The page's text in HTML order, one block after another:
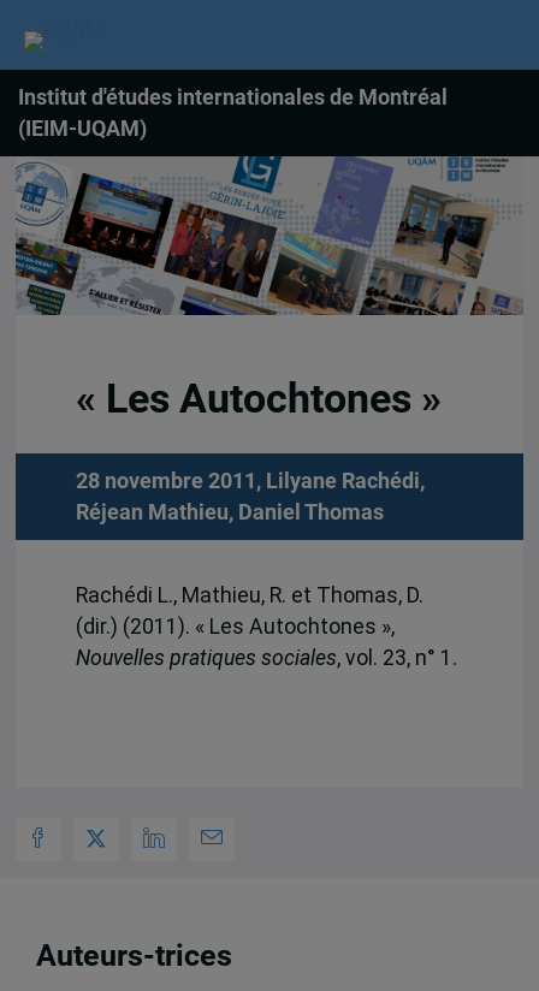
Institut d'études internationales de Montréal
(IEIM-UQAM)
« Les Autochtones »
28 novembre 2011, Lilyane Rachédi,
Réjean Mathieu, Daniel Thomas
Rachédi L., Mathieu, R. et Thomas, D.
(dir.) (2011). « Les Autochtones »,
Nouvelles pratiques sociales, vol. 23, n° 1.
Auteurs-trices